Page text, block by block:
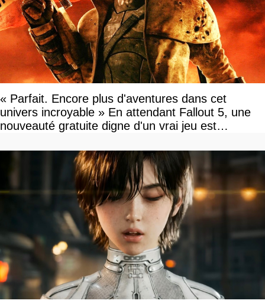
« Parfait. Encore plus d'aventures dans cet
univers incroyable » En attendant Fallout 5, une
nouveauté gratuite digne d'un vrai jeu est